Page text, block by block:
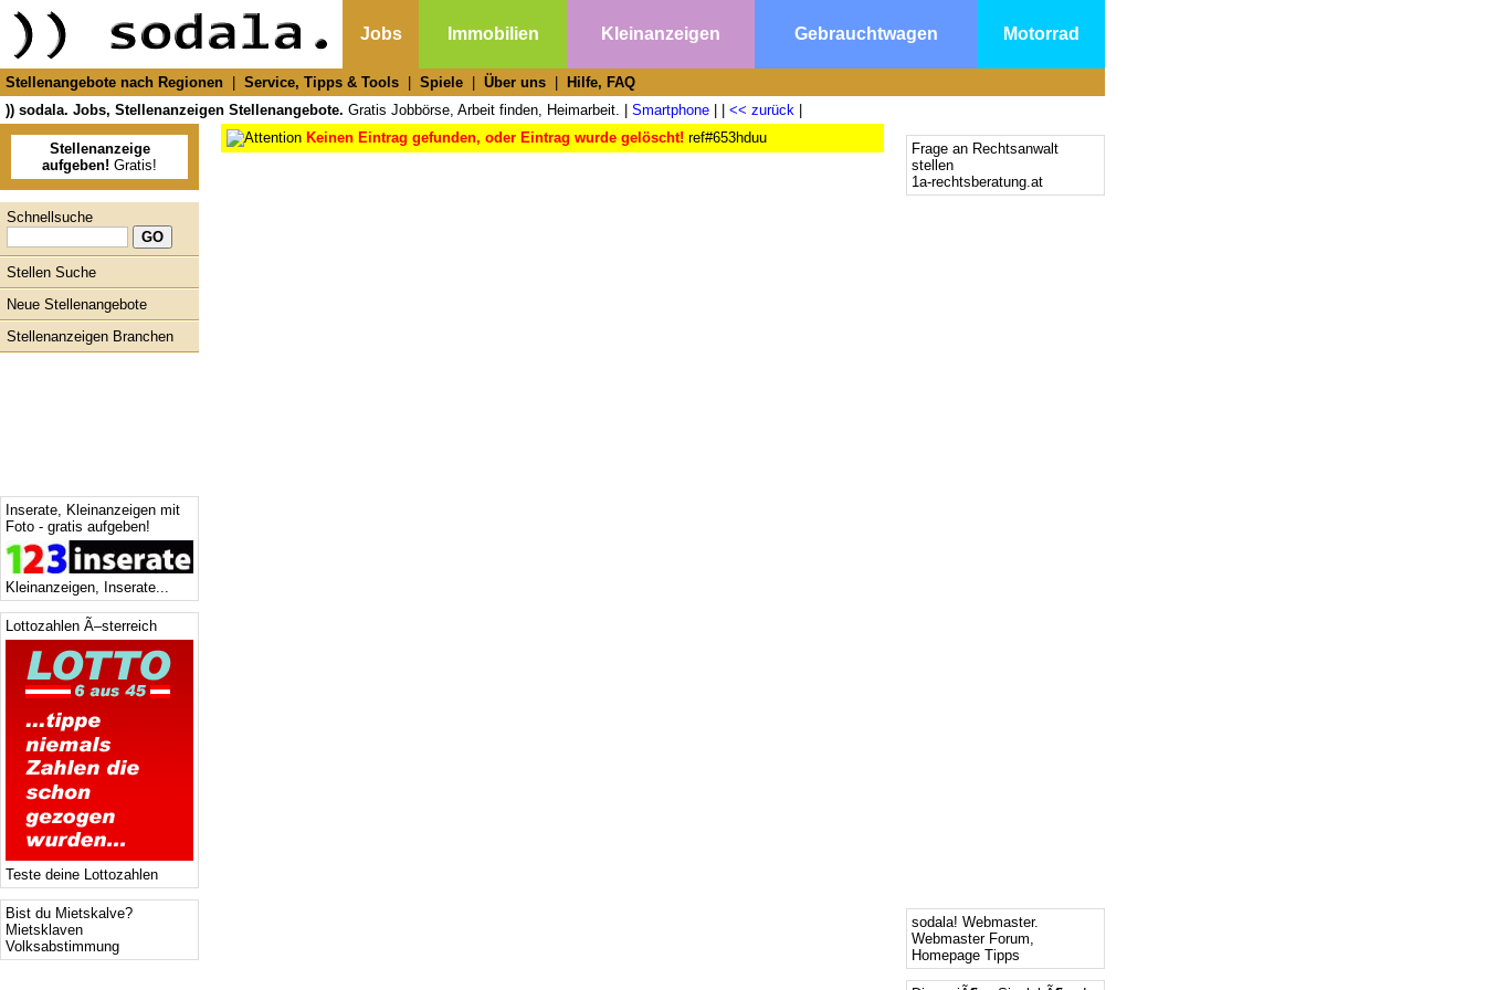
Jobs Immobilien Kleinanzeigen Gebrauchtwagen Motorrad
Stellenangebote nach Regionen Service, Tipps & Tools Spiele Über uns
Hilfe, FAQ
)) sodala. Jobs, Stellenanzeigen Stellenangebote. Gratis Jobbörse, Arbeit finden, Heimarbeit. | Smartphone << zurück
Stellenanzeige
aufgeben! Gratis!
Schnellsuche
Stellen Suche
Neue Stellenangebote
Stellenanzeigen Branchen
Inserate, Kleinanzeigen mit
Foto - gratis aufgeben!
Kleinanzeigen, Inserate...
Lottozahlen Ã–sterreich
Teste deine Lottozahlen
Bist du Mietskalve?
Mietsklaven
Volksabstimmung
Keinen Eintrag gefunden, oder Eintrag wurde gelöscht! ref#653hduu
Frage an Rechtsanwalt
stellen
1a-rechtsberatung.at
sodala! Webmaster.
Webmaster Forum,
Homepage Tipps